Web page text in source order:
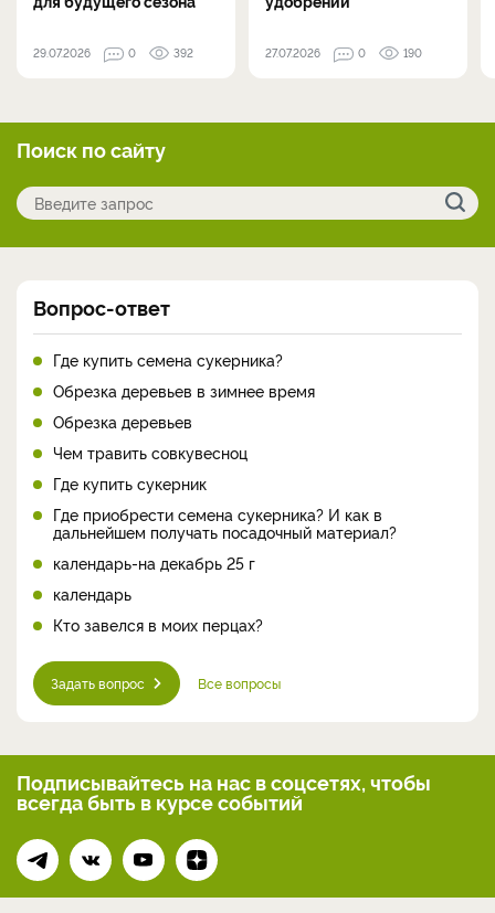
29.07.2026 0 392 27.07.2026 0 190
Поиск по сайту
Вопрос-ответ
Где купить семена сукерника?
Обрезка деревьев в зимнее время
Обрезка деревьев
Чем травить совкувесноц
Где купить сукерник
Где приобрести семена сукерника? И как в
дальнейшем получать посадочный материал?
календарь-на декабрь 25 г
календарь
Кто завелся в моих перцах?
Задать вопрос Все вопросы
Подписывайтесь на нас в соцсетях, чтобы
всегдабыть в курсе событий